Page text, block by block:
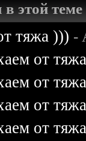
этой теме
тяжа ))) -
от
от
от
от